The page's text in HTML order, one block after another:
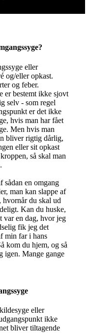
eller
og/eller opkast.
og feber.
er bestemt ikke sjovt
selv - som regel
er det ikke
hvis man har fået
Men hvis man
bliver rigtig dårlig,
eller sit opkast
så skal man
sådan en omgang
man kan slappe af
du skal ud
Kan du huske,
var en dag, hvor jeg
fik jeg det
min far i hans
kom du hjem, og så
igen. Mange gange
eller
ikke
bliver tiltagende